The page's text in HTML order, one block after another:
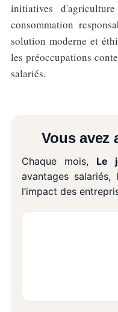
initiatives
consommation
solution moderne et
les préoccupations
salariés.
Vous avez
Chaque mois, Le
avantages
l’impact des